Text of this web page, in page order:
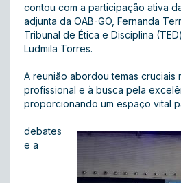
contou com a participação ativa
adjunta da OAB-GO, Fernanda
Tribunal de Ética e Disciplina
Ludmila Torres.
A reunião abordou temas cruciais
profissional e à busca pela
proporcionando um espaço vital
debates
e a